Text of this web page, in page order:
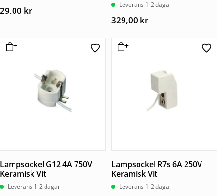
29,00 kr
Leverans 1-2 dagar
329,00 kr
Lampsockel G12 4A 750V
Keramisk Vit
Leverans 1-2 dagar
Lampsockel R7s 6A 250V
Keramisk Vit
Leverans 1-2 dagar